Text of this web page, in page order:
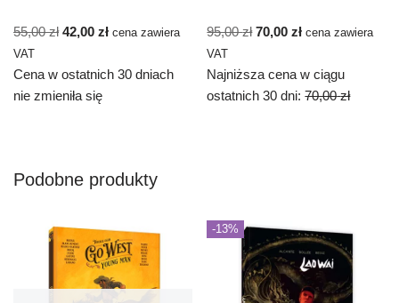
55,00zł 42,00 zł cena zawiera
VAT
Cena w ostatnich 30 dniach
nie zmieniła się
95,00zł 70,00zł cena zawiera
VAT
Najniższa cena w ciągu
ostatnich 30 dni:70,00 zł
Podobne produkty
-13%